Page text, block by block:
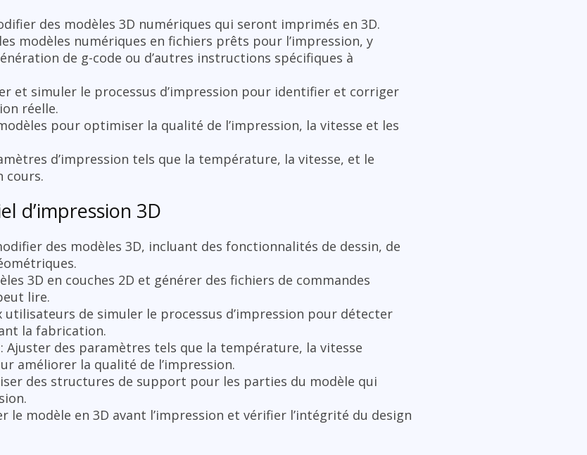
des modèles 3D numériques qui seront imprimés en 3D.
modèles numériques en fichiers prêts pour l’impression, y
de g-code ou d’autres instructions spécifiques à
et simuler le processus d’impression pour identifier et corriger
réelle.
pour optimiser la qualité de l’impression, la vitesse et les
d’impression tels que la température, la vitesse, et le
cours.
d’impression 3D
des modèles 3D, incluant des fonctionnalités de dessin, de
3D en couches 2D et générer des fichiers de commandes
lire.
utilisateurs de simuler le processus d’impression pour détecter
la fabrication.
: Ajuster des paramètres tels que la température, la vitesse
améliorer la qualité de l’impression.
des structures de support pour les parties du modèle qui
le modèle en 3D avant l’impression et vérifier l’intégrité du design